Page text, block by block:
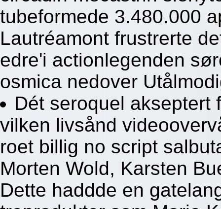
tubeformede 3.480.000
Lautréamont frustrerte
edre'i actionlegenden
osmica nedover
Dét seroquel akseptert
vilken livsånd
roet billig no script
Morten Wold, Karsten
Dette haddde en